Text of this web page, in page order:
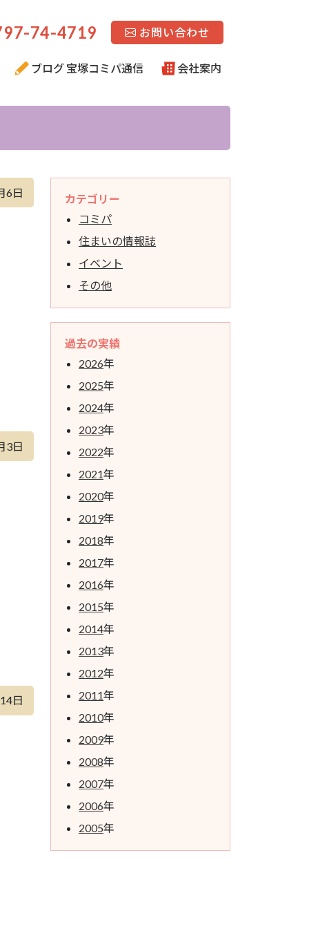
74-4719 お問い合わせ
ブログ 宝塚コミパ通信 会社案内
6日
3日
日
カテゴリー
コミパ
住まいの情報誌
イベント
その他
過去の実績
2026年
2025年
2024年
2023年
2022年
2021年
2020年
2019年
2018年
2017年
2016年
2015年
2014年
2013年
2012年
2011年
2010年
2009年
2008年
2007年
2006年
2005年